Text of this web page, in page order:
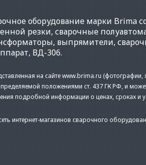
оборудование марки Brima
резки, сварочные
, выпрямители,
, ВД-306.
на сайте www.brima.ru (фотографии,
положениями ст. 437 ГК РФ, и
подробной информации о ценах, сроках и
интернет-магазинов сварочного